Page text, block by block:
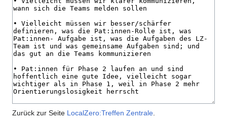
Zurück zur Seite LocalZero:Treffen Zentrale